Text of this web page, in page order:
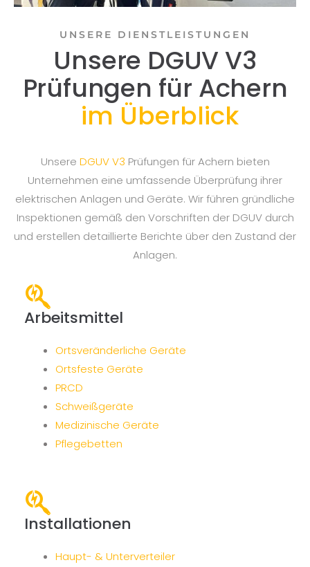
UNSERE DIENSTLEISTUNGEN
Unsere DGUV V3
Prüfungen für Achern
im Überblick
Unsere DGUV V3 Prüfungen für Achern bieten
Unternehmen eine umfassende Überprüfung ihrer
elektrischen Anlagen und Geräte. Wir führen gründliche
Inspektionen gemäß den Vorschriften der DGUV durch
und erstellen detaillierte Berichte über den Zustand der
Anlagen.
Arbeitsmittel
Ortsveränderliche Geräte
Ortsfeste Geräte
PRCD
Schweißgeräte
Medizinische Geräte
Pflegebetten
Installationen
Haupt- & Unterverteiler